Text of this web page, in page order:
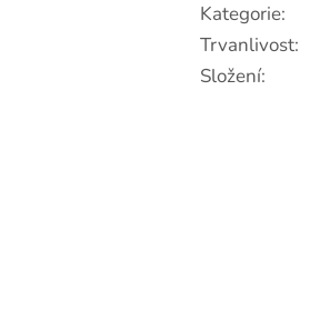
Kategorie:
Trvanlivost:
Složení: